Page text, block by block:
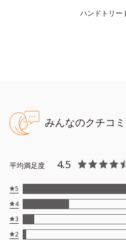
ハンドトリー
みんなのクチコミ
平均満足度 4.5
5
4
3
2